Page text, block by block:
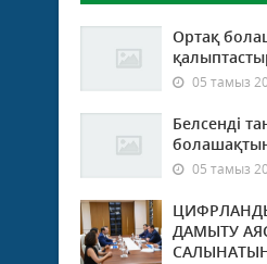
Ортақ
05 тамыз
Белсенді
05 тамыз
ДАМЫТУ